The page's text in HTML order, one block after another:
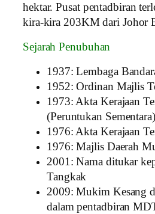
hektar. Pusat pentadbiran
kira-kira 203KM dari Johor
Sejarah Penubuhan
1937: Lembaga
1952: Ordinan Majlis
1973: Akta Kerajaan
(Peruntukan Sementara)
1976: Akta Kerajaan
1976: Majlis Daerah
2001: Nama ditukar
Tangkak
2009: Mukim Kesang
dalam pentadbiran